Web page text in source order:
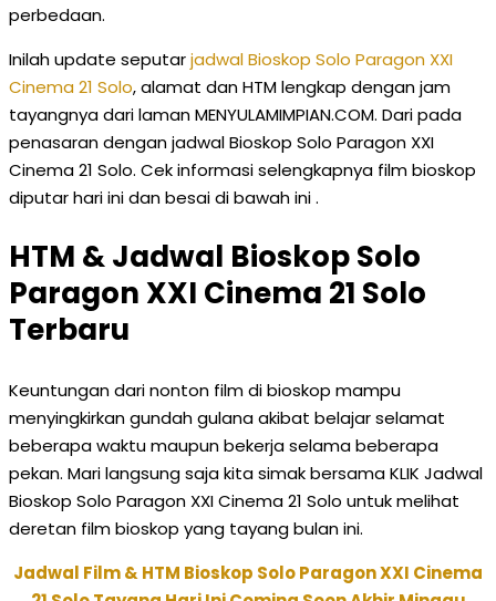
perbedaan.
Inilah update seputarjadwal Bioskop Solo Paragon XXI
Cinema 21 Solo, alamat dan HTM lengkap dengan jam
tayangnya dari laman MENYULAMIMPIAN.COM. Dari pada
penasaran dengan jadwal Bioskop Solo Paragon XXI
Cinema 21 Solo. Cek informasi selengkapnya film bioskop
diputar hari ini dan besai di bawah ini .
HTM & Jadwal Bioskop Solo
Paragon XXI Cinema 21 Solo
Terbaru
Keuntungan dari nonton film di bioskop mampu
menyingkirkan gundah gulana akibat belajar selamat
beberapa waktu maupun bekerja selama beberapa
pekan. Mari langsung saja kita simak bersama KLIK Jadwal
Bioskop Solo Paragon XXI Cinema 21 Solo untuk melihat
deretan film bioskop yang tayang bulan ini.
Jadwal Film & HTM Bioskop Solo Paragon XXI Cinema